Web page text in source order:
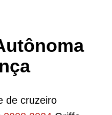
de cruzeiro